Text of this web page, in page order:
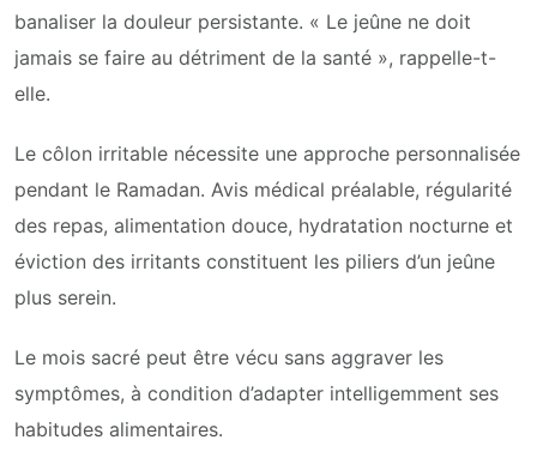
banaliser la douleur persistante. « Le jeûne ne doit
jamais se faire au détriment de la santé », rappelle-t-
elle.
Le côlon irritable nécessite une approche personnalisée
pendant le Ramadan. Avis médical préalable, régularité
des repas, alimentation douce, hydratation nocturne et
éviction des irritants constituent les piliers d’un jeûne
plus serein.
Le mois sacré peut être vécu sans aggraver les
symptômes, à condition d’adapter intelligemment ses
habitudes alimentaires.